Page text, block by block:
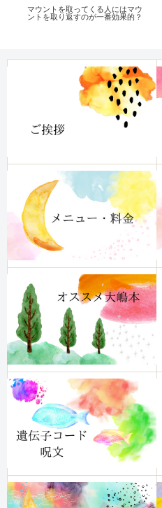
マウントを取ってくる人にはマウ
ントを取り返すのが一番効果的？